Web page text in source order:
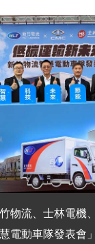
物流、士林電機
電動車隊發表會」